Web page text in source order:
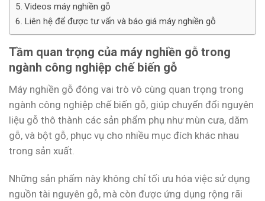
Videos máy nghiền gỗ
Liên hệ để được tư vấn và báo giá máy nghiền gỗ
Tầm quan trọng của máy nghiền gỗ trong
ngành công nghiệp chế biến gỗ
Máy nghiền gỗ đóng vai trò vô cùng quan trọng trong
ngành công nghiệp chế biến gỗ, giúp chuyển đổi nguyên
liệu gỗ thô thành các sản phẩm phụ như mùn cưa, dăm
gỗ, và bột gỗ, phục vụ cho nhiều mục đích khác nhau
trong sản xuất.
Những sản phẩm này không chỉ tối ưu hóa việc sử dụng
nguồn tài nguyên gỗ, mà còn được ứng dụng rộng rãi